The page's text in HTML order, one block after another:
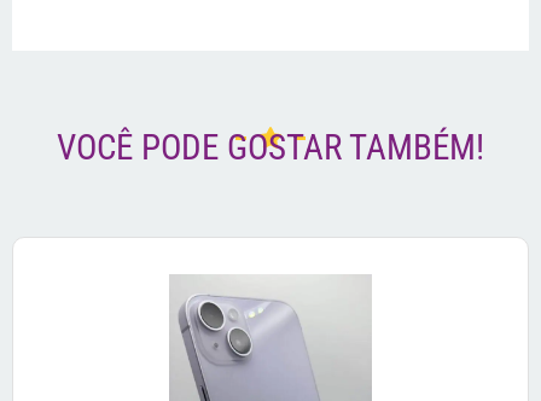
VOCÊ PODE GOSTAR TAMBÉM!